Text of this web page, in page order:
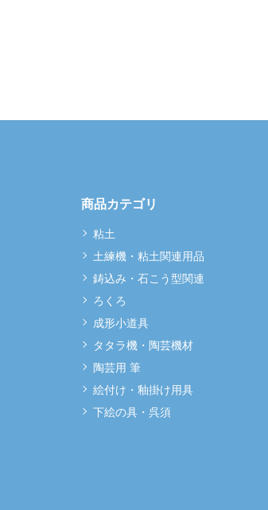
商品カテゴリ
粘土
土練機・粘土関連用品
鋳込み・石こう型関連
ろくろ
成形小道具
タタラ機・陶芸機材
陶芸用 筆
絵付け・釉掛け用具
下絵の具・呉須